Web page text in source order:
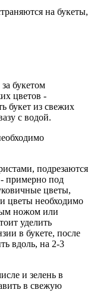
на букеты,
букетом
цветов -
букет из свежих
с водой.
подрезаются
примерно под
цветы,
цветы необходимо
ножом или
уделить
в букете, после
вдоль, на 2-3
и зелень в
в свежую